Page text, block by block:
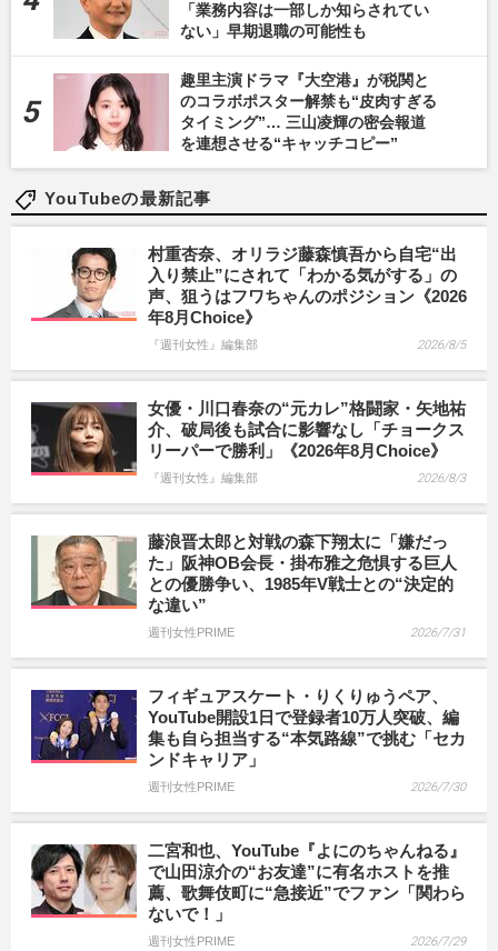
「業務内容は一部しか知らされてい
ない」早期退職の可能性も
趣里主演ドラマ『大空港』が税関と
のコラボポスター解禁も“皮肉すぎる
タイミング”… 三山凌輝の密会報道
を連想させる“キャッチコピー”
YouTubeの最新記事
村重杏奈、オリラジ藤森慎吾から自宅“出
入り禁止”にされて「わかる気がする」の
声、狙うはフワちゃんのポジション《2026
年8月Choice》
『週刊女性』編集部 2026/8/5
女優・川口春奈の“元カレ”格闘家・矢地祐
介、破局後も試合に影響なし「チョークス
リーパーで勝利」《2026年8月Choice》
『週刊女性』編集部 2026/8/3
藤浪晋太郎と対戦の森下翔太に「嫌だっ
た」阪神OB会長・掛布雅之危惧する巨人
との優勝争い、1985年V戦士との“決定的
な違い”
週刊女性PRIME 2026/7/31
フィギュアスケート・りくりゅうペア、
YouTube開設1日で登録者10万人突破、編
集も自ら担当する“本気路線”で挑む「セカ
ンドキャリア」
週刊女性PRIME 2026/7/30
二宮和也、YouTube『よにのちゃんねる』
で山田涼介の“お友達”に有名ホストを推
薦、歌舞伎町に“急接近”でファン「関わら
ないで！」
週刊女性PRIME 2026/7/29